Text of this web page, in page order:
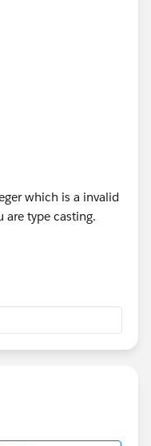
which is a invalid
are type casting.